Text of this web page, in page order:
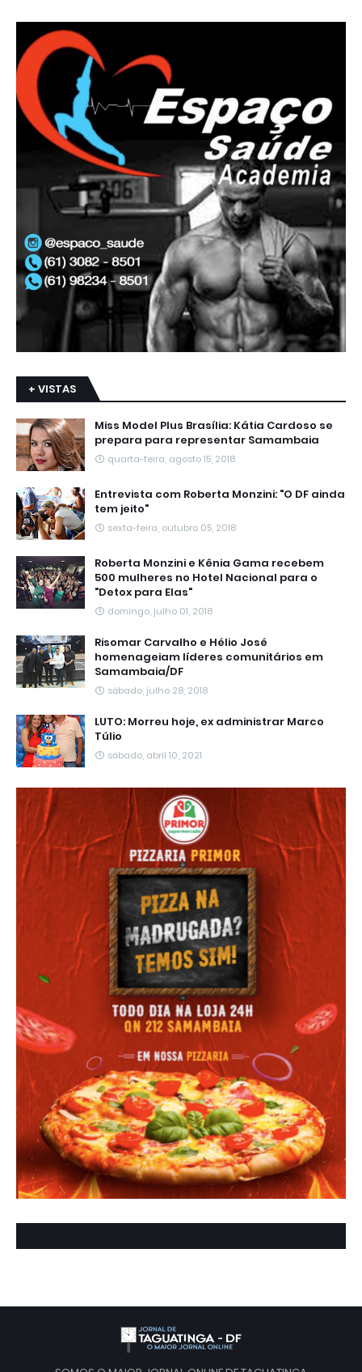
+ VISTAS
Miss Model Plus Brasília: Kátia Cardoso se
prepara para representar Samambaia
quarta-feira, agosto 15, 2018
Entrevista com Roberta Monzini: "O DF ainda
tem jeito"
sexta-feira, outubro 05, 2018
Roberta Monzini e Kênia Gama recebem
500 mulheres no Hotel Nacional para o
"Detox para Elas"
domingo, julho 01, 2018
Risomar Carvalho e Hélio José
homenageiam líderes comunitários em
Samambaia/DF
sábado, julho 28, 2018
LUTO: Morreu hoje, ex administrar Marco
Túlio
sábado, abril 10, 2021